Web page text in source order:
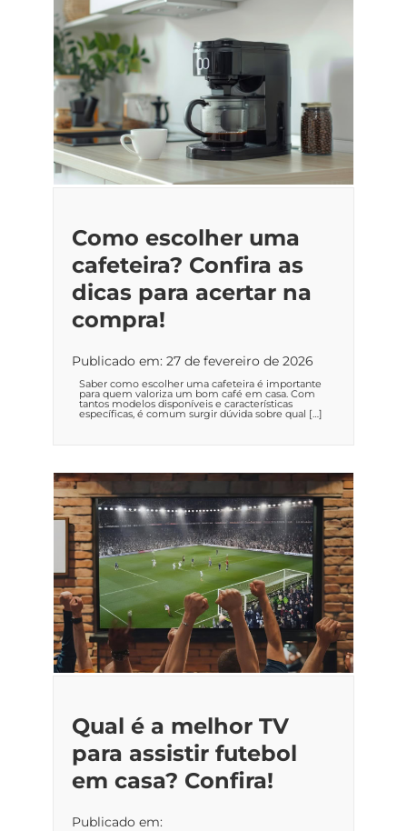
Como escolher uma
cafeteira? Confira as
dicas para acertar na
compra!
Publicado em: 27 de fevereiro de 2026
Saber como escolher uma cafeteira é importante
para quem valoriza um bom café em casa. Com
tantos modelos disponíveis e características
específicas, é comum surgir dúvida sobre qual […]
Qual é a melhor TV
para assistir futebol
em casa? Confira!
Publicado em: